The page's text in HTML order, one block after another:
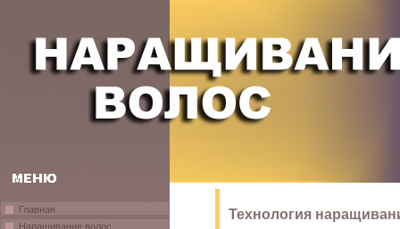
Главная
Наращивание волос
Технология